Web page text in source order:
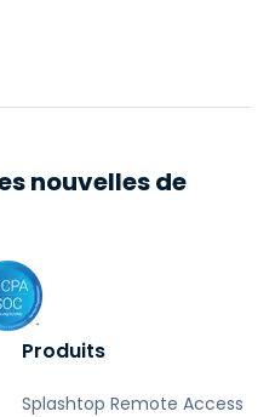
Produits
Splashtop Remote Access
nouvelles de